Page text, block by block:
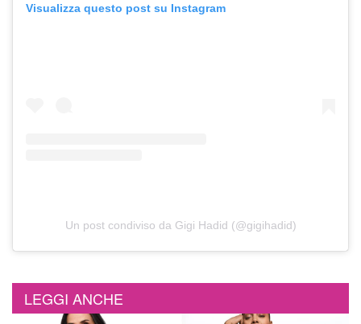
Visualizza questo post su Instagram
Un post condiviso da Gigi Hadid (@gigihadid)
LEGGI ANCHE